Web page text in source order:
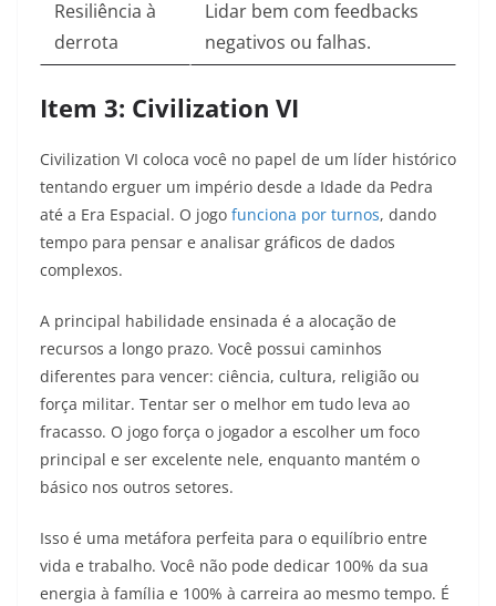
Resiliência à
derrota
Lidar bem com feedbacks
negativos ou falhas.
Item 3: Civilization VI
Civilization VI coloca você no papel de um líder histórico
tentando erguer um império desde a Idade da Pedra
até a Era Espacial. O jogo funciona por turnos, dando
tempo para pensar e analisar gráficos de dados
complexos.
A principal habilidade ensinada é a alocação de
recursos a longo prazo. Você possui caminhos
diferentes para vencer: ciência, cultura, religião ou
força militar. Tentar ser o melhor em tudo leva ao
fracasso. O jogo força o jogador a escolher um foco
principal e ser excelente nele, enquanto mantém o
básico nos outros setores.
Isso é uma metáfora perfeita para o equilíbrio entre
vida e trabalho. Você não pode dedicar 100% da sua
energia à família e 100% à carreira ao mesmo tempo. É